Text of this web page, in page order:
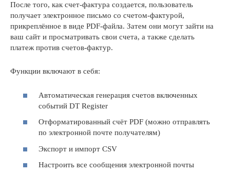
После того, как счет-фактура создается, пользователь
получает электронное письмо со счетом-фактурой,
прикреплённое в виде PDF-файла. Затем они могут зайти на
ваш сайт и просматривать свои счета, а также сделать
платеж против счетов-фактур.
Функции включают в себя:
Автоматическая генерация счетов включенных
событий DT Register
Отформатированный счёт PDF (можно отправлять
по электронной почте получателям)
Экспорт и импорт CSV
Настроить все сообщения электронной почты